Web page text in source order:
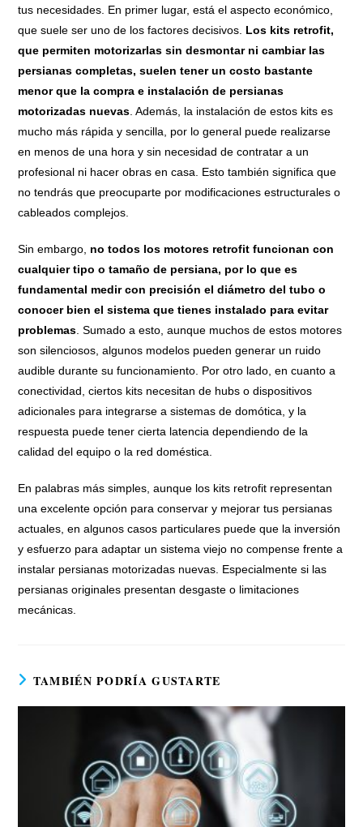
tus necesidades. En primer lugar, está el aspecto económico,
que suele ser uno de los factores decisivos. Los kits retrofit,
que permiten motorizarlas sin desmontar ni cambiar las
persianas completas, suelen tener un costo bastante
menor que la compra e instalación de persianas
motorizadas nuevas . Además, la instalación de estos kits es
mucho más rápida y sencilla, por lo general puede realizarse
en menos de una hora y sin necesidad de contratar a un
profesional ni hacer obras en casa. Esto también significa que
no tendrás que preocuparte por modificaciones estructurales o
cableados complejos.
Sin embargo, no todos los motores retrofit funcionan con
cualquier tipo o tamaño de persiana, por lo que es
fundamental medir con precisión el diámetro del tubo o
conocer bien el sistema que tienes instalado para evitar
problemas . Sumado a esto, aunque muchos de estos motores
son silenciosos, algunos modelos pueden generar un ruido
audible durante su funcionamiento. Por otro lado, en cuanto a
conectividad, ciertos kits necesitan de hubs o dispositivos
adicionales para integrarse a sistemas de domótica, y la
respuesta puede tener cierta latencia dependiendo de la
calidad del equipo o la red doméstica.
En palabras más simples, aunque los kits retrofit representan
una excelente opción para conservar y mejorar tus persianas
actuales, en algunos casos particulares puede que la inversión
y esfuerzo para adaptar un sistema viejo no compense frente a
instalar persianas motorizadas nuevas. Especialmente si las
persianas originales presentan desgaste o limitaciones
mecánicas.
TAMBIÉN PODRÍA GUSTARTE